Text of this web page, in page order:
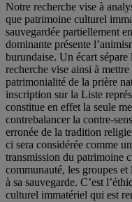
Notre recherche vise à
que patrimoine culturel
sauvegardée partiellement
dominante présente
burundaise. Un écart
recherche vise ainsi à
patrimonialité de la prière
inscription sur la Liste
constitue en effet la seule
contrebalancer la contre-
erronée de la tradition
ci sera considérée comme
transmission du patrimoine
communauté, les groupes
à sa sauvegarde. C’est
culturel immatériel qui est